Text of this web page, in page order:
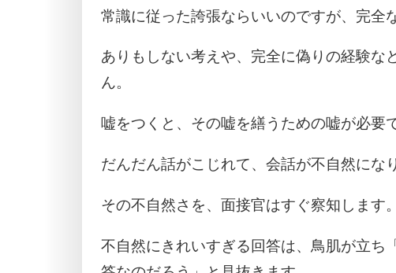
常識に従った誇張ならいいのですが、完全
ありもしない考えや、完全に偽りの経験な
ん。
嘘をつくと、その嘘を繕うための嘘が必要
だんだん話がこじれて、会話が不自然にな
その不自然さを、面接官はすぐ察知します。
不自然にきれいすぎる回答は、鳥肌が立ち